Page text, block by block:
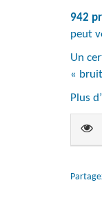
942
peut
Un
«
Plus